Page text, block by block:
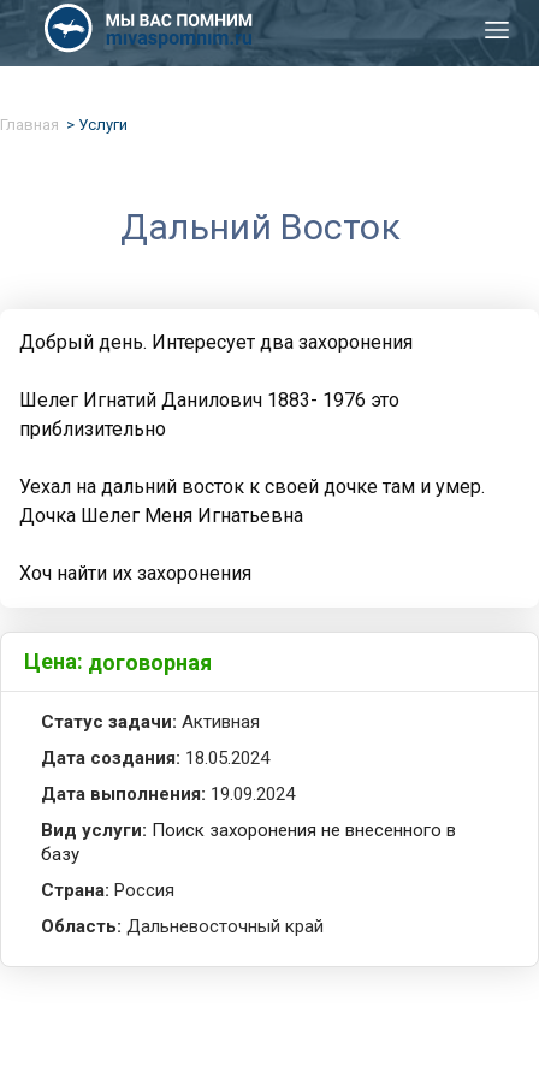
Главная Услуги
Дальний Восток
Добрый день. Интересует два захоронения
Шелег Игнатий Данилович 1883- 1976 это
приблизительно
Уехал на дальний восток к своей дочке там и умер.
Дочка Шелег Меня Игнатьевна
Хоч найти их захоронения
Цена: договорная
Статус задачи: Активная
Дата создания: 18.05.2024
Дата выполнения: 19.09.2024
Вид услуги: Поиск захоронения не внесенного в
базу
Страна: Россия
Область: Дальневосточный край